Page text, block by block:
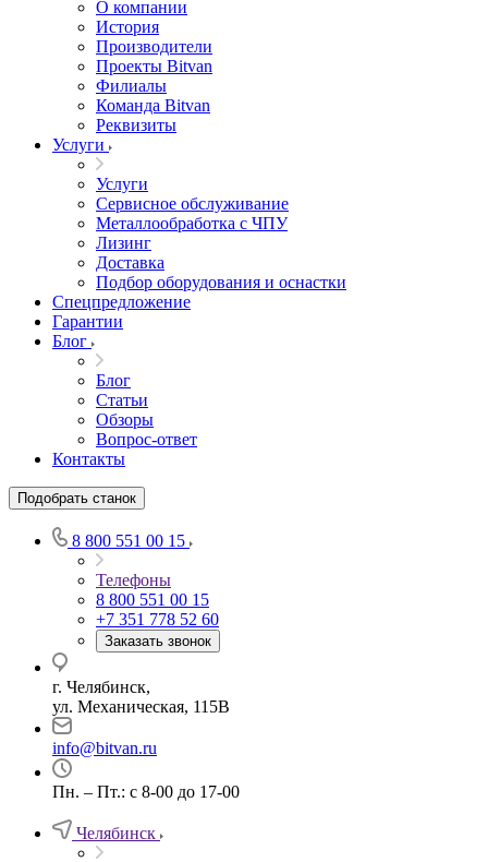
О компании
История
Производители
Проекты Bitvan
Филиалы
Команда Bitvan
Реквизиты
Услуги
Услуги
Сервисное обслуживание
Металлообработка с ЧПУ
Лизинг
Доставка
Подбор оборудования и оснастки
Спецпредложение
Гарантии
Блог
Блог
Статьи
Обзоры
Вопрос-ответ
Контакты
Подобрать станок
8 800 551 00 15
Телефоны
8 800 551 00 15
+7 351 778 52 60
Заказать звонок
г. Челябинск,
ул. Механическая, 115В
info@bitvan.ru
Пн. – Пт.: с 8-00 до 17-00
Челябинск